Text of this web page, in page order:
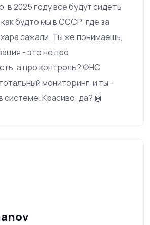
в 2025 году все будут сидеть
как будто мы в СССР, где за
сажали. Ты же понимаешь,
- это не про
а про контроль? ФНС
мониторинг, и ты -
системе. Красиво, да? 🤖